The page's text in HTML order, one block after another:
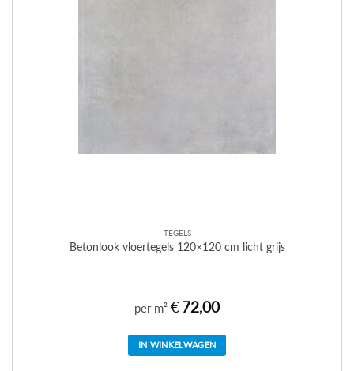
TEGELS
Betonlook vloertegels 120×120 cm licht grijs
per m² €72,00
IN WINKELWAGEN